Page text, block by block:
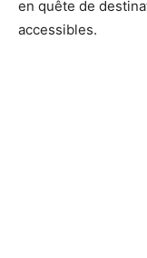
en quête de
accessibles.